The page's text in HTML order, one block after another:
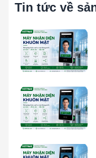
Thông Số Kỹ Thuật
Đường Kính
Chiều Rộng (B)
Ngành Công
Máy Móc
thiết bị
công
Tin tức về